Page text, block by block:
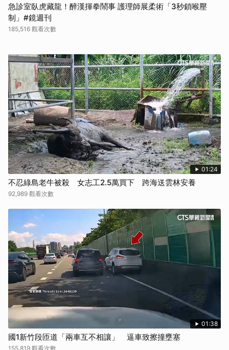
急診室臥虎藏龍！醉漢揮拳鬧事 護理師展柔術「3秒鎖喉壓
制」#鏡週刊
185,516 觀看次數
01:24
不忍綠島老牛被殺 女志工2.5萬買下 跨海送雲林安養
92,989 觀看次數
01:38
國1新竹段匝道「兩車互不相讓」 逼車致擦撞壅塞
155,819 觀看次數